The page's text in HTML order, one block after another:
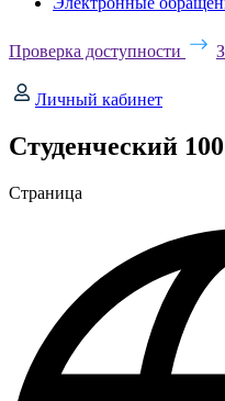
Проверка доступности
Личный кабинет
Студенческий 100
Страница